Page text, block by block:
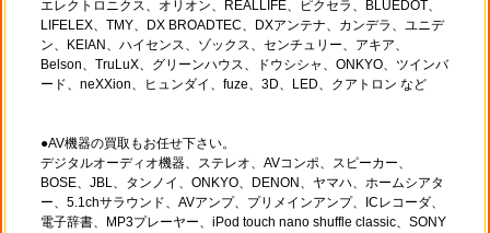
エレクトロニクス、オリオン、REALLIFE、ピクセラ、BLUEDOT、
LIFELEX、TMY、DX BROADTEC、DXアンテナ、カンデラ、ユニデ
ン、KEIAN、ハイセンス、ゾックス、センチュリー、アキア、
Belson、TruLuX、グリーンハウス、ドウシシャ、ONKYO、ツインバ
ード、neXXion、ヒュンダイ、fuze、3D、LED、クアトロン など
●AV機器の買取もお任せ下さい。
デジタルオーディオ機器、ステレオ、AVコンポ、スピーカー、
BOSE、JBL、タンノイ、ONKYO、DENON、ヤマハ、ホームシアタ
ー、5.1chサラウンド、AVアンプ、プリメインアンプ、ICレコーダ、
電子辞書、MP3プレーヤー、iPod touch nano shuffle classic、SONY